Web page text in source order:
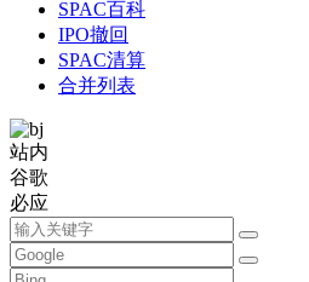
SPAC百科
IPO撤回
SPAC清算
合并列表
站内
谷歌
必应